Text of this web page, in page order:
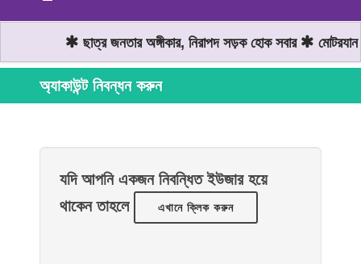
ছাত্র জনতার অঙ্গীকার, নিরাপদ সড়ক হোক সবার মোটরযান
অ্যাকাউন্ট নিবন্ধন করুন
যদি আপনি একজন নিবন্ধিত ইউজার হয়ে
থাকেন তাহলে
এখানে ক্লিক করুন